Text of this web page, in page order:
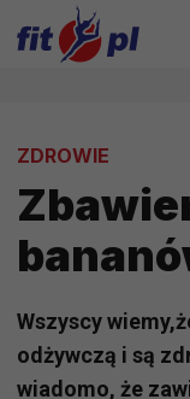
ZDROWIE
Wszyscy
odżywczą i są
wiadomo, że